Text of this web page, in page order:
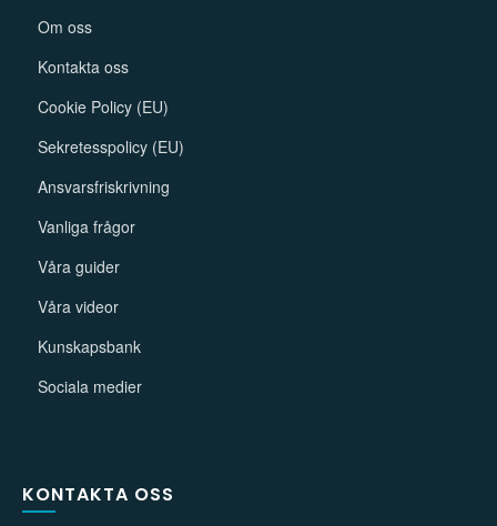
Om oss
Kontakta oss
Cookie Policy (EU)
Sekretesspolicy (EU)
Ansvarsfriskrivning
Vanliga frågor
Våra guider
Våra videor
Kunskapsbank
Sociala medier
KONTAKTA OSS